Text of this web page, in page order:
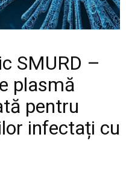
SMURD –
plasmă
pentru
infectați cu